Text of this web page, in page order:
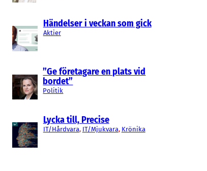
Händelser i veckan som gick
Aktier
”Ge företagare en plats vid
bordet”
Politik
Lycka till, Precise
IT/Hårdvara, IT/Mjukvara, Krönika